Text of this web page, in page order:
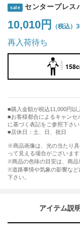
sale センタープレス
10,010円
再入荷待ち
購入金額が税込11,000円以
お客様都合によるキャン
に基づく表記をご参照下さい
■店休日：土、日、祝日
※商品画像は、光の当たり
って見える場合がございま
※商品の色味の目安は、商品
※道路事情や気象の影響など
下さい。
アイテム説明